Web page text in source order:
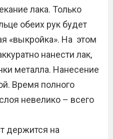
лака. Только
обеих рук будет
«выкройка». На этом
нанести лак,
металла. Нанесение
Время полного
невелико – всего
держится на